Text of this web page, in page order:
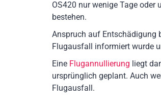
OS420 nur wenige Tage
bestehen.
Anspruch auf Entschädigung
Flugausfall informiert wurde
Eine Flugannullierung liegt
ursprünglich geplant. Auch
Flugausfall.